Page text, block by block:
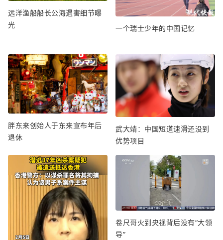
远洋渔船船长公海遇害细节曝
光
一个瑞士少年的中国记忆
胖东来创始人于东来宣布年后
退休
武大靖：中国短道速滑还没到
优势项目
卷尺哥火到央视背后没有“大领
导”